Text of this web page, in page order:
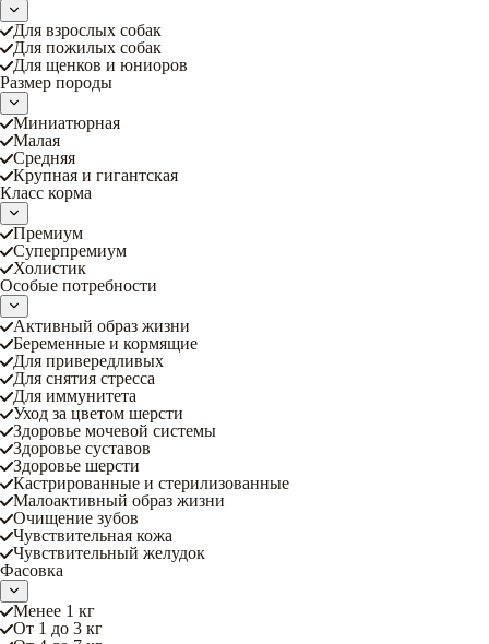
Для взрослых собак
Для пожилых собак
Для щенков и юниоров
Размер породы
Миниатюрная
Малая
Средняя
Крупная и гигантская
Класс корма
Премиум
Суперпремиум
Холистик
Особые потребности
Активный образ жизни
Беременные и кормящие
Для привередливых
Для снятия стресса
Для иммунитета
Уход за цветом шерсти
Здоровье мочевой системы
Здоровье суставов
Здоровье шерсти
Кастрированные и стерилизованные
Малоактивный образ жизни
Очищение зубов
Чувствительная кожа
Чувствительный желудок
Фасовка
Менее 1 кг
От 1 до 3 кг